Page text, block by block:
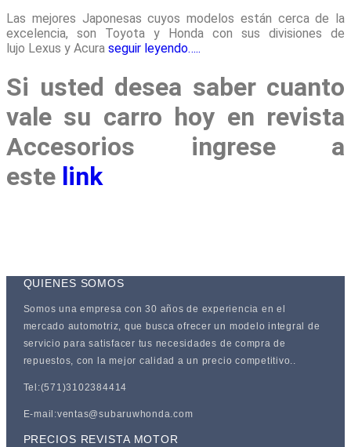
Las mejores Japonesas cuyos modelos están cerca de la
excelencia, son Toyota y Honda con sus divisiones de
lujo Lexus y Acura seguir leyendo…..
Si usted desea saber cuanto
vale su carro hoy en revista
Accesorios ingrese a
este link
QUIENES SOMOS
Somos una empresa con 30 años de experiencia en el
mercado automotriz, que busca ofrecer un modelo integral de
servicio para satisfacer tus necesidades de compra de
repuestos, con la mejor calidad a un precio competitivo..
Tel:(571)3102384414
E-mail:ventas@subaruwhonda.com
PRECIOS REVISTA MOTOR